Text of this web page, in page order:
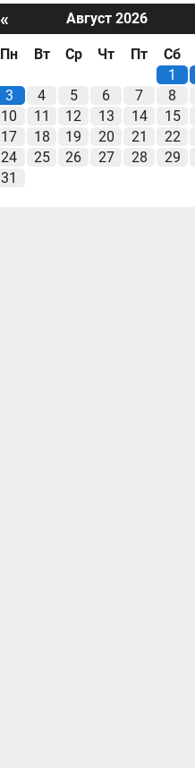
«
Август 2026
Пн Вт Ср Чт Пт
Сб
1
3
4 5 6 7
8
10
11 12 13 14
15
17
18 19 20 21
22
24
25 26 27 28
29
31